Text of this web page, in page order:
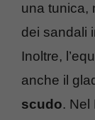
una tunica,
dei sandali
Inoltre,
anche il
scudo. Nel